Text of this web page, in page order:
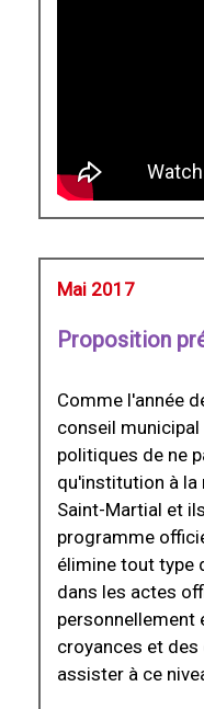
Mai 2017
Proposition
Comme l'année
conseil
politiques de ne
qu'institution à la
Saint-Martial et
programme
élimine tout type
dans les actes
personnellement
croyances et
assister à ce